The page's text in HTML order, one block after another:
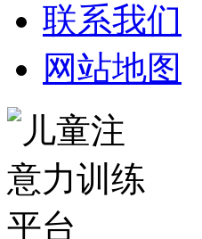
联系我们
网站地图